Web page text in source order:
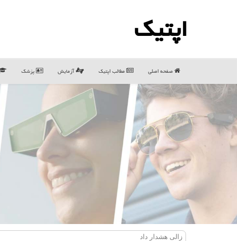
اپتیك
صفحه اصلی مطالب اپتیك آزمایش پزشک
زالی هشدار داد